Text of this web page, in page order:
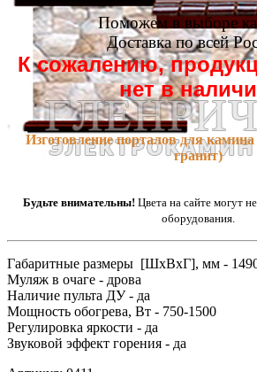
Поможем в выборе
Доставка по всей
К сожалению,
нет в
Изготовление порталов для
гранит)
Будьте внимательны! Цвета на сайте могут
оборудования.
Габаритные размеры [ШxВxГ], мм -
Муляж в очаге - дрова
Наличие пульта ДУ - да
Мощность обогрева, Вт - 750-1500
Регулировка яркости - да
Звуковой эффект горения - да